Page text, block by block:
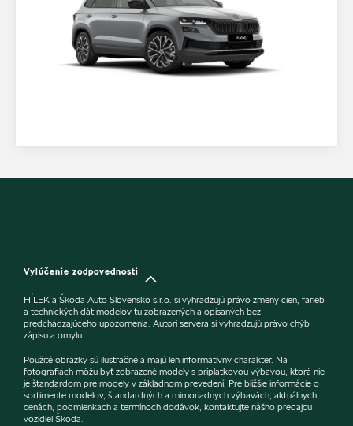
Vylúčenie zodpovednosti
HÍLEK a Škoda Auto Slovensko s.r.o. si vyhradzujú právo zmeny cien, farieb
a technických dát modelov tu zobrazených a opísaných bez
predchádzajúceho upozornenia. Autori servera si vyhradzujú právo chýb
zápisu a omylu.
Použité obrázky sú ilustračné a majú len informatívny charakter. Na
fotografiách môžu byť zobrazené modely s príplatkovou výbavou, ktorá nie
je štandardom pre modely v základnom prevedení. Pre bližšie informácie o
sortimente modelov, štandardných a mimoriadnych výbavách, aktuálnych
cenách, podmienkach a termínoch dodávok, kontaktujte nášho predajcu
vozidiel Škoda.